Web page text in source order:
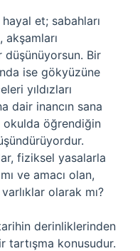
et; sabahları
akşamları
Bir
ise gökyüzüne
yıldızları
dair inancın sana
okulda öğrendiğin
fiziksel yasalarla
ve amacı olan,
olarak mı?
derinliklerinden
tartışma konusudur.